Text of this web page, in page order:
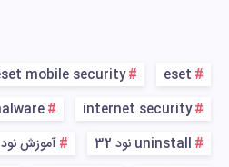
eset
mobile security
internet security
uninstall نود 32
آموزش نود 32